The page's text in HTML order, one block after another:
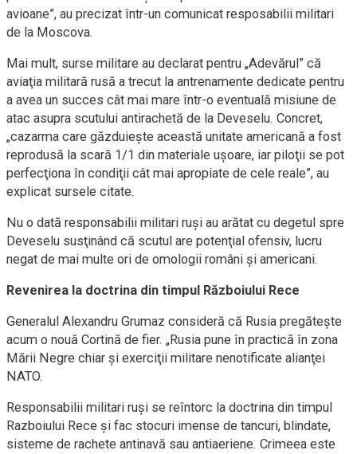
avioane”, au precizat într-un comunicat resposabilii militari
de la Moscova.
Mai mult, surse militare au declarat pentru „Adevărul” că
aviaţia militară rusă a trecut la antrenamente dedicate pentru
a avea un succes cât mai mare într-o eventuală misiune de
atac asupra scutului antirachetă de la Deveselu. Concret,
„cazarma care găzduieşte această unitate americană a fost
reprodusă la scară 1/1 din materiale uşoare, iar piloţii se pot
perfecţiona în condiţii cât mai apropiate de cele reale”, au
explicat sursele citate.
Nu o dată responsabilii militari ruşi au arătat cu degetul spre
Deveselu susţinând că scutul are potenţial ofensiv, lucru
negat de mai multe ori de omologii români şi americani.
Revenirea la doctrina din timpul Războiului Rece
Generalul Alexandru Grumaz consideră că Rusia pregăteşte
acum o nouă Cortină de fier. „Rusia pune în practică în zona
Mării Negre chiar şi exerciţii militare nenotificate alianţei
NATO.
Responsabilii militari ruşi se reîntorc la doctrina din timpul
Razboiului Rece şi fac stocuri imense de tancuri, blindate,
sisteme de rachete antinavă sau antiaeriene. Crimeea este